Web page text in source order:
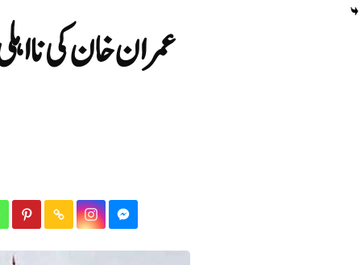
عمران خان کی